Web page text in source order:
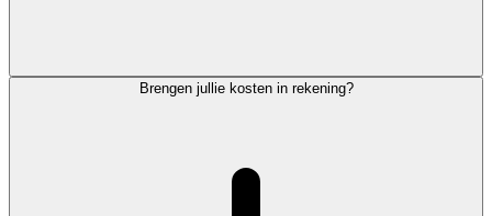
Brengen jullie kosten in rekening?